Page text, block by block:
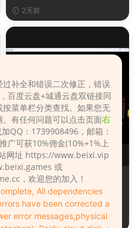
2天前
场景（Scenes）
Fall_Of_Dynasty_Silhouette
_Play_Bug_Fixed_2
5天前
补全和错误二次修正，错误
百度云盘+城通云盘双链接同
菜单栏分类查找。如果您无
有任何问题可以点击页面右
加QQ：1739908496，邮箱：
广可获10%佣金(10%+1%上
网址 https://www.beixi.vip
或
，欢迎您的加入！
All dependencies
have been corrected a
error messages,physical